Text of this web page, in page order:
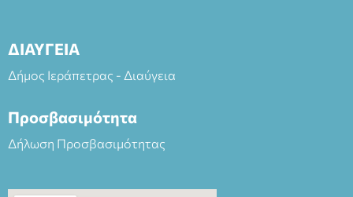
ΔΙΑΥΓΕΙΑ
Δήμος Ιεράπετρας - Διαύγεια
Προσβασιμότητα
Δήλωση Προσβασιμότητας